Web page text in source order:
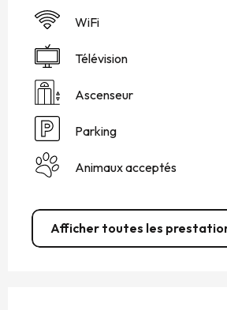
WiFi
Télévision
Ascenseur
Parking
Animaux acceptés
Afficher toutes les